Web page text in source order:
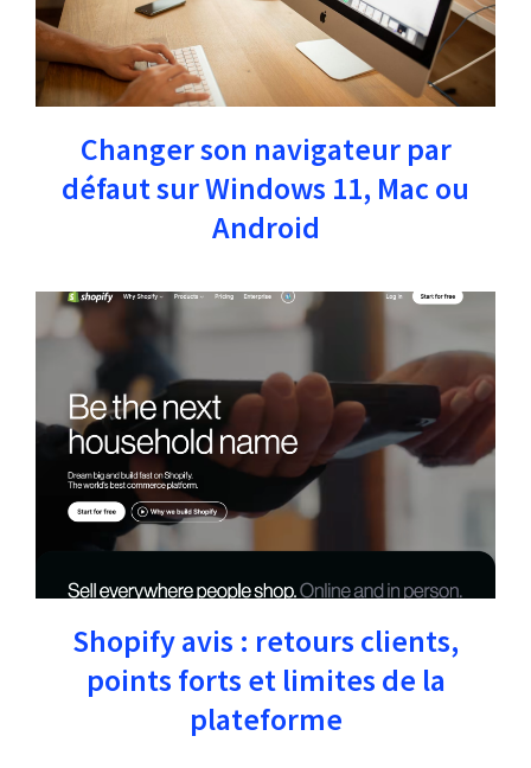
Changer son navigateur par
défaut sur Windows 11, Mac ou
Android
Shopify avis : retours clients,
points forts et limites de la
plateforme